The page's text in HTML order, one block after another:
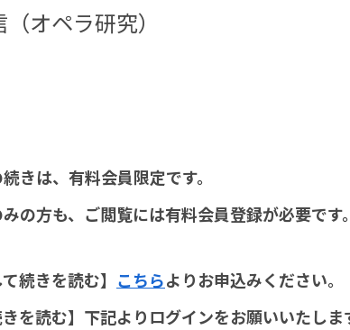
オペラ研究）
きは、有料会員限定です。
の方も、ご閲覧には有料会員登録が必要です。
続きを読む】 こちらよりお申込みください。
きを読む】下記よりログインをお願いいたしま